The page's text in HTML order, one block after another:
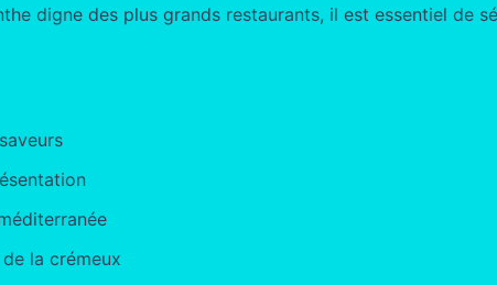
digne des plus grands restaurants, il est essentiel de
la crémeux